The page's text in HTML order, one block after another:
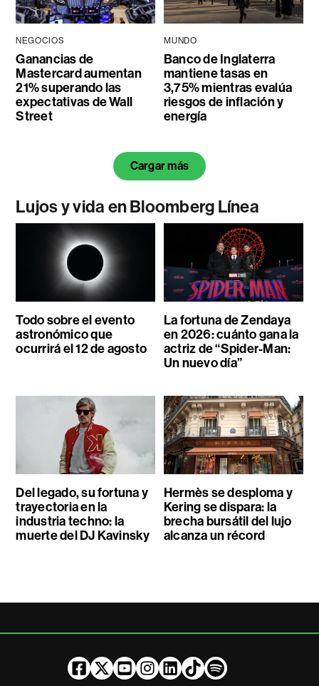
NEGOCIOS
Ganancias de
Mastercard aumentan
21% superando las
expectativas de Wall
Street
MUNDO
Banco de Inglaterra
mantiene tasas en
3,75% mientras evalúa
riesgos de inflación y
energía
Cargar más
Lujos y vida en Bloomberg Línea
Todo sobre el evento
astronómico que
ocurrirá el 12 de agosto
La fortuna de Zendaya
en 2026: cuánto gana la
actriz de “Spider-Man:
Un nuevo día”
Del legado, su fortuna y
trayectoria en la
industria techno: la
muerte del DJ Kavinsky
Hermès se desploma y
Kering se dispara: la
brecha bursátil del lujo
alcanza un récord